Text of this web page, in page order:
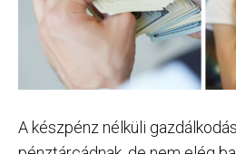
A készpénz nélküli